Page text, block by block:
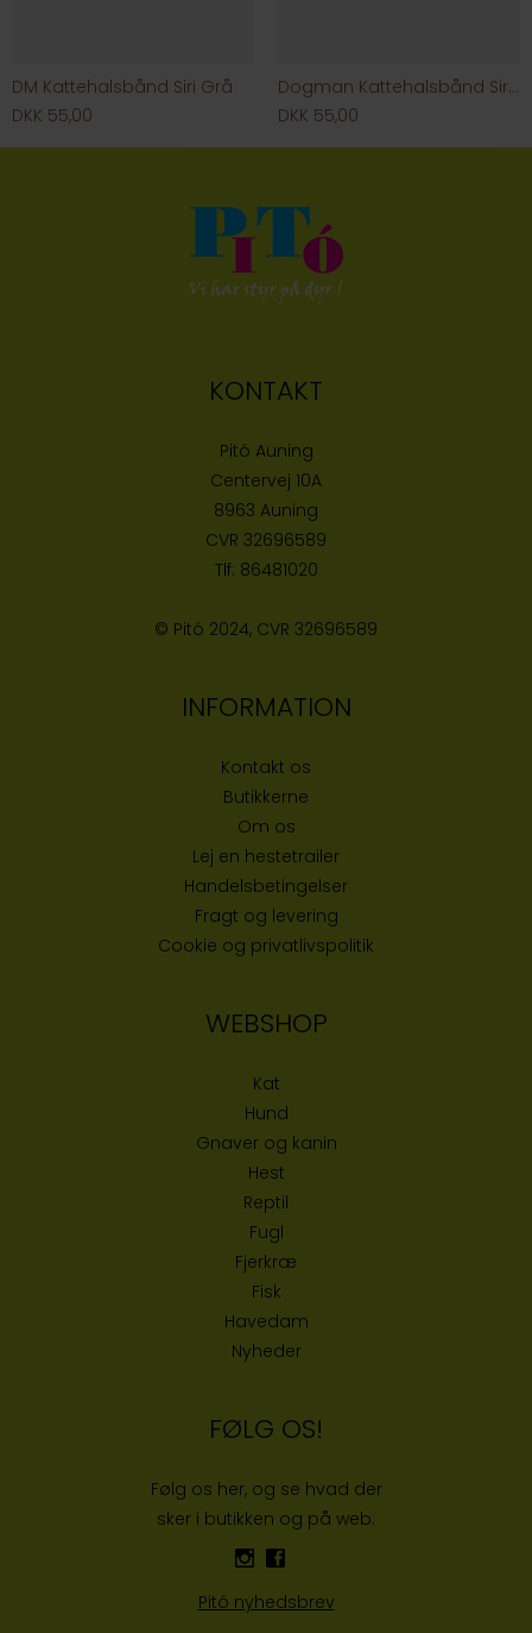
DM Kattehalsbånd Siri Grå
DKK 55,00
Dogman Kattehalsbånd Siri, lilla
DKK 55,00
KONTAKT
Pitó Auning
Centervej 10A
8963 Auning
CVR 32696589
Tlf: 86481020
© Pitó 2024, CVR 32696589
INFORMATION
Kontakt os
Butikkerne
Om os
Lej en hestetrailer
Handelsbetingelser
Fragt og levering
Cookie og privatlivspolitik
WEBSHOP
Kat
Hund
Gnaver og kanin
Hest
Reptil
Fugl
Fjerkræ
Fisk
Havedam
Nyheder
FØLG OS!
Følg os her, og se hvad der
sker i butikken og på web:
Pitó nyhedsbrev